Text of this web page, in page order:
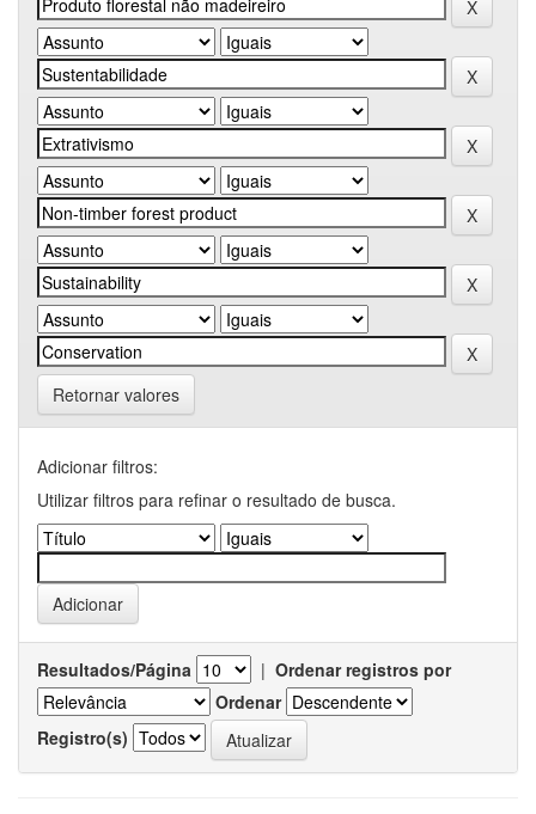
Retornar valores
Adicionar filtros:
Utilizar filtros para refinar o resultado de busca.
Resultados/Página | Ordenar registros por
Ordenar
Registro(s)